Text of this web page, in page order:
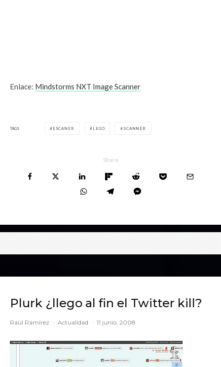
Enlace: Mindstorms NXT Image Scanner
TAGS ESCANER LEGO SCANNER
Share
Plurk ¿llego al fin el Twitter kill?
Raúl Ramírez · Actualidad · 11 junio, 2008